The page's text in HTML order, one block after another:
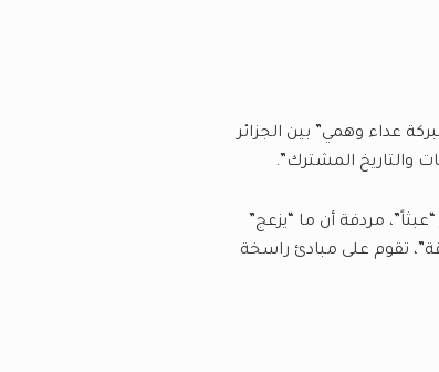
عداء وهمي” بين الجزائر
والتاريخ المشترك”.
مردفة أن ما “يزعج”
تقوم على مبادئ راسخة